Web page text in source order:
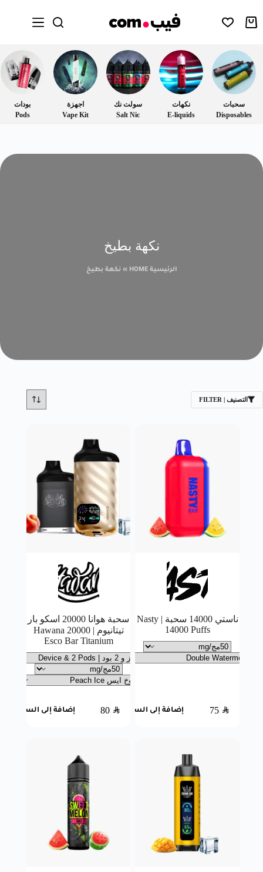
سحبات
Disposables
نكهات
E-liquids
سولت نك
Salt Nic
اجهزة
Vape Kit
بودات
Pods
نكهة بطيخ
الرئيسية HOME » نكهة بطيخ
التصنيف | FILTER
ناستي 14000 سحبة | Nasty
14000 Puffs
75 SAR إضافة إلى السلة
سحبة هوانا 20000 اسكو بار
تيتانيوم | Hawana 20000
Esco Bar Titanium
80 SAR إضافة إلى السلة